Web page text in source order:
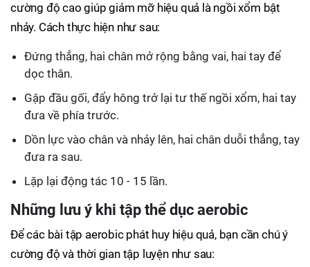
cường độ cao giúp giảm mỡ hiệu quả là ngồi xổm bật
nhảy. Cách thực hiện như sau:
Đứng thẳng, hai chân mở rộng bằng vai, hai tay để
dọc thân.
Gập đầu gối, đẩy hông trở lại tư thế ngồi xổm, hai tay
đưa về phía trước.
Dồn lực vào chân và nhảy lên, hai chân duỗi thẳng, tay
đưa ra sau.
Lặp lại động tác 10 - 15 lần.
Những lưu ý khi tập thể dục aerobic
Để các bài tập aerobic phát huy hiệu quả, bạn cần chú ý
cường độ và thời gian tập luyện như sau: